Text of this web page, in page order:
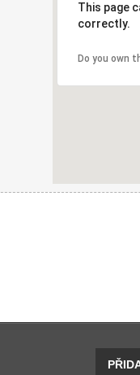
This page
correctly.
Do you own